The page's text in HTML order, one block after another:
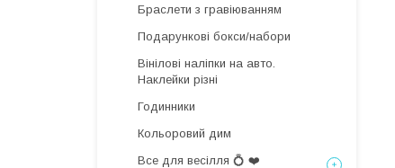
Браслети з гравіюванням
Подарункові бокси/набори
Вінілові наліпки на авто.
Наклейки різні
Годинники
Кольоровий дим
Все для весілля 💍 ❤️